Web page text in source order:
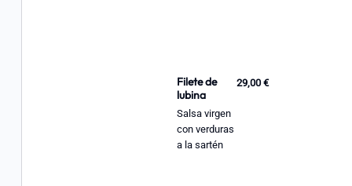
Filete de
lubina
Salsa virgen
con verduras
a la sartén
29,00 €